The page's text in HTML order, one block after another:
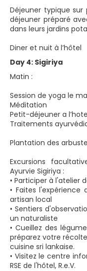
Déjeuner typique
déjeuner préparé
dans leurs jardins
Diner et nuit à l’hôtel
Day 4: Sigiriya
Matin :
Session de yoga le
Méditation
Petit-déjeuner a
Traitements
Plantation des
Excursions
Ayurvie Sigiriya :
• Participer à l'atelier
• Faites
artisan local
• Sentiers
un naturaliste
• Cueillez des
préparez votre
cuisine sri lankaise.
• Visitez le centre
RSE de l'hôtel, R.e.V.